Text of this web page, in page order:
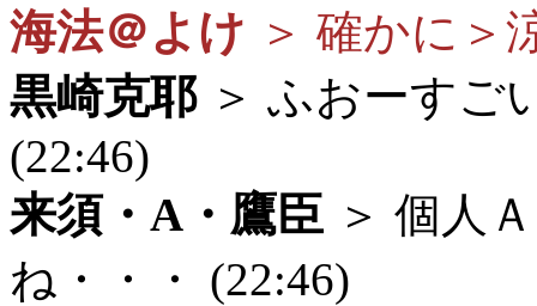
海法＠よけ ＞ 確かに＞
黒崎克耶＞ ふおーすご
(22:46)
来須・A・鷹臣 ＞ 個人
ね・・・ (22:46)